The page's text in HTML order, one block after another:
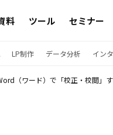
料 ツール セミナー
LP制作 データ分析 イン
（ワード）で「校正・校閲」